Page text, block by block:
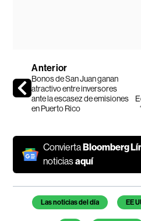
Anterior
Bonos de San Juan ganan
atractivo entre inversores
ante la escasez de emisiones
en Puerto Rico
ConviertaBloomberg
noticiasaquí
Temas de este artículo
Las noticias del día EE